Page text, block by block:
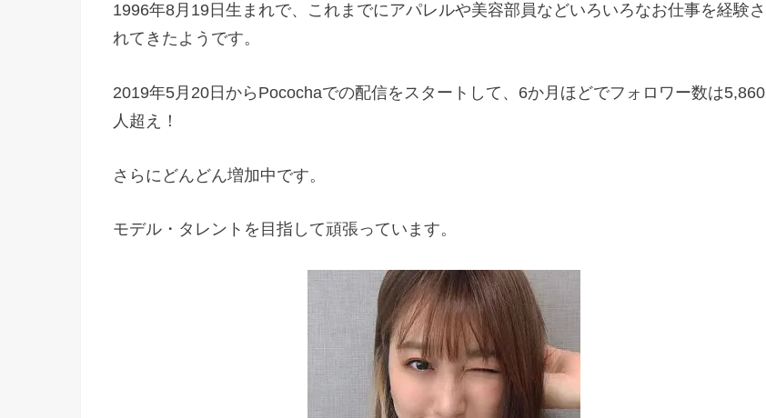
1996年8月19日生まれで、これまでにアパレルや美容部員などいろいろなお仕事を経験さ
れてきたようです。
2019年5月20日からPocochaでの配信をスタートして、6か月ほどでフォロワー数は5,860
人超え！
さらにどんどん増加中です。
モデル・タレントを目指して頑張っています。